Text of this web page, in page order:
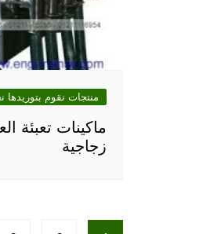
منتجات نقوم
ماكينات تعبئة
زجاجية